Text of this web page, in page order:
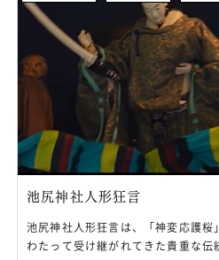
池尻神社人形狂言
池尻神社人形狂言は、「神変応護
わたって受け継がれてきた貴重な伝